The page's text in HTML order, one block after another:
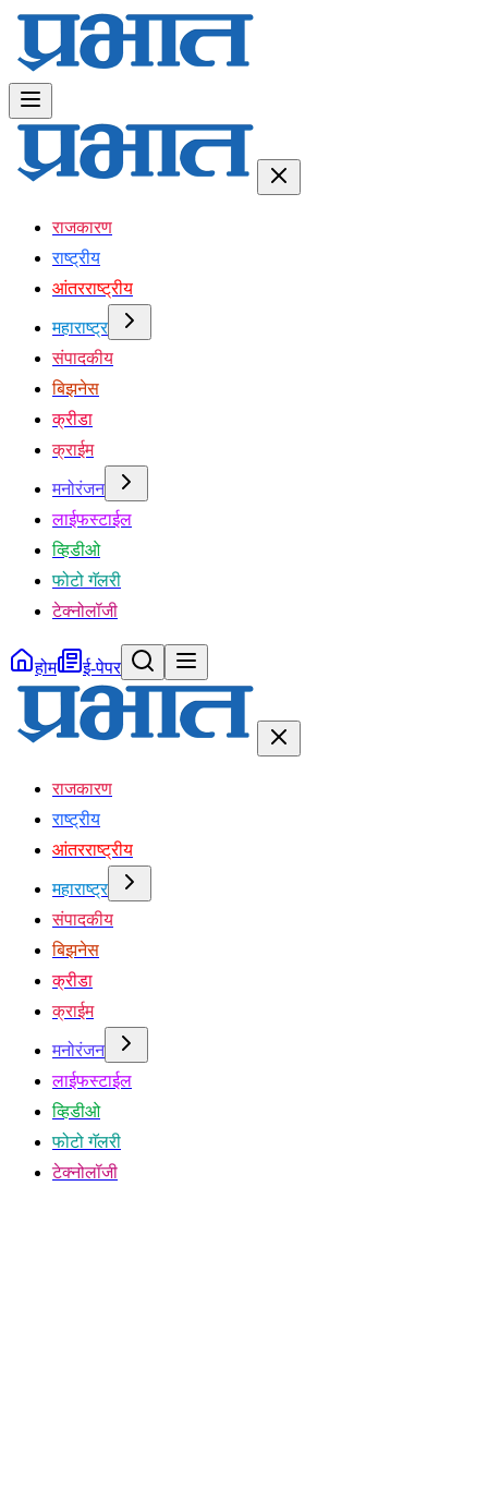
राजकारण
राष्ट्रीय
आंतरराष्ट्रीय
महाराष्ट्र
संपादकीय
बिझनेस
क्रीडा
क्राईम
मनोरंजन
लाईफस्टाईल
व्हिडीओ
फोटो गॅलरी
टेक्नोलॉजी
होम ई-पेपर
राजकारण
राष्ट्रीय
आंतरराष्ट्रीय
महाराष्ट्र
संपादकीय
बिझनेस
क्रीडा
क्राईम
मनोरंजन
लाईफस्टाईल
व्हिडीओ
फोटो गॅलरी
टेक्नोलॉजी